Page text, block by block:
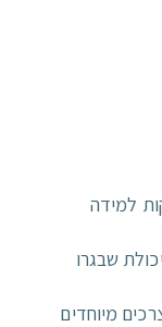
למידה
שבגרו
מיוחדים